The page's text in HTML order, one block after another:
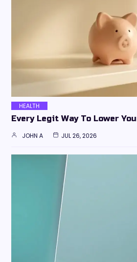
HEALTH
Every Legit Way To Lower
JOHN A JUL 26, 2026